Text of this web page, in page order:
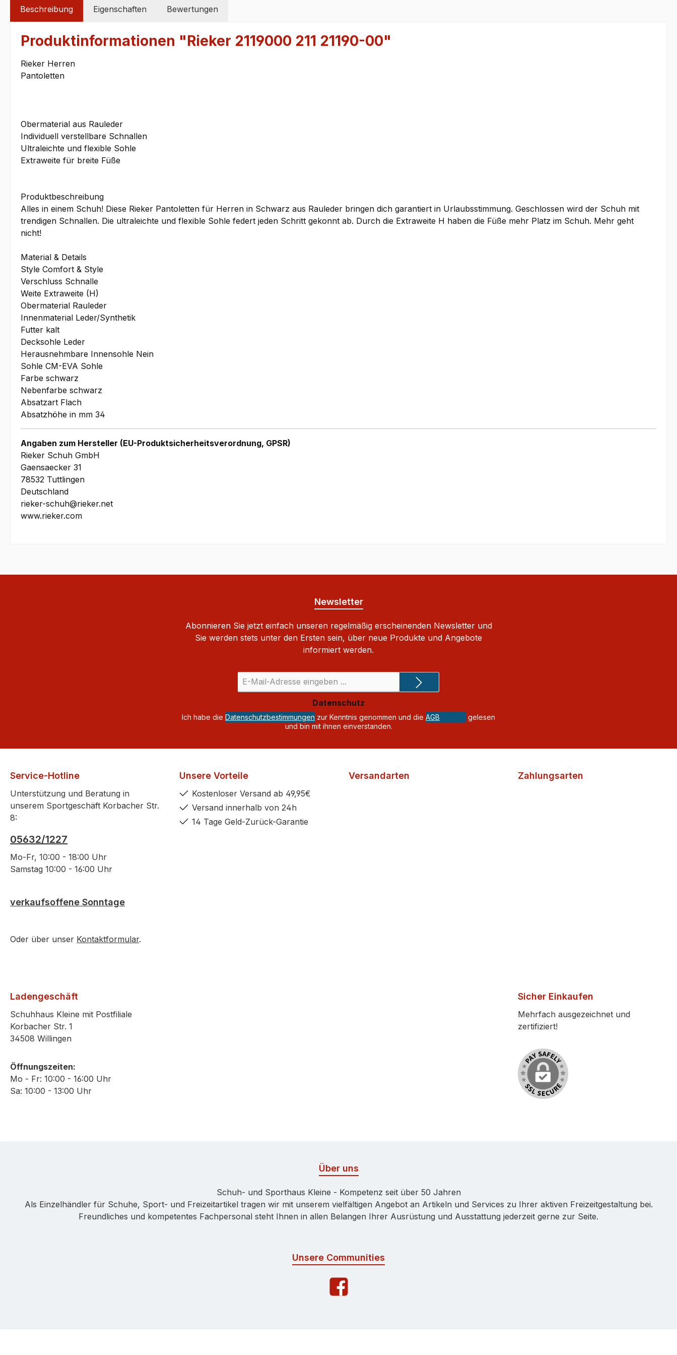
Beschreibung Eigenschaften Bewertungen
Produktinformationen "Rieker 2119000 211 21190-00"
Rieker Herren
Pantoletten
Obermaterial aus Rauleder
Individuell verstellbare Schnallen
Ultraleichte und flexible Sohle
Extraweite für breite Füße
Produktbeschreibung
Alles in einem Schuh! Diese Rieker Pantoletten für Herren in Schwarz aus Rauleder bringen dich garantiert in Urlaubsstimmung. Geschlossen wird der Schuh mit
trendigen Schnallen. Die ultraleichte und flexible Sohle federt jeden Schritt gekonnt ab. Durch die Extraweite H haben die Füße mehr Platz im Schuh. Mehr geht
nicht!
Material & Details
Style Comfort & Style
Verschluss Schnalle
Weite Extraweite (H)
Obermaterial Rauleder
Innenmaterial Leder/Synthetik
Futter kalt
Decksohle Leder
Herausnehmbare Innensohle Nein
Sohle CM-EVA Sohle
Farbe schwarz
Nebenfarbe schwarz
Absatzart Flach
Absatzhöhe in mm 34
Angaben zum Hersteller (EU-Produktsicherheitsverordnung, GPSR)
Rieker Schuh GmbH
Gaensaecker 31
78532 Tuttlingen
Deutschland
rieker-schuh@rieker.net
www.rieker.com
Newsletter
Abonnieren Sie jetzt einfach unseren regelmäßig erscheinenden Newsletter und
Sie werden stets unter den Ersten sein, über neue Produkte und Angebote
informiert werden.
Mail-
Adresse
*
Datenschutz
Ich habe die Datenschutzbestimmungen zur Kenntnis genommen und die AGB
gelesen
und bin mit ihnen einverstanden.
Service-Hotline
Unterstützung und Beratung in
unserem Sportgeschäft Korbacher Str.
8:
05632/1227
Mo-Fr, 10:00 - 18:00 Uhr
Samstag 10:00 - 16:00 Uhr
verkaufsoffene Sonntage
Oder über unser Kontaktformular.
Unsere Vorteile
Kostenloser Versand ab 49,95€
Versand innerhalb von 24h
14 Tage Geld-Zurück-Garantie
Versandarten Zahlungsarten
Ladengeschäft
Schuhhaus Kleine mit Postfiliale
Korbacher Str. 1
34508 Willingen
Öffnungszeiten:
Mo - Fr: 10:00 - 16:00 Uhr
Sa: 10:00 - 13:00 Uhr
Sicher Einkaufen
Mehrfach ausgezeichnet und
zertifiziert!
Über uns
Schuh- und Sporthaus Kleine - Kompetenz seit über 50 Jahren
Als Einzelhändler für Schuhe, Sport- und Freizeitartikel tragen wir mit unserem vielfältigen Angebot an Artikeln und Services zu Ihrer aktiven Freizeitgestaltung bei.
Freundliches und kompetentes Fachpersonal steht Ihnen in allen Belangen Ihrer Ausrüstung und Ausstattung jederzeit gerne zur Seite.
Unsere Communities